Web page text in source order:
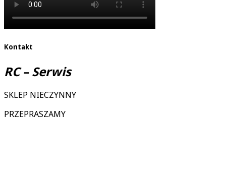
Kontakt
RC – Serwis
SKLEP NIECZYNNY
PRZEPRASZAMY